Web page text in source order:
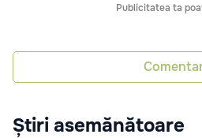
Publicitatea ta
Știri asemănătoare